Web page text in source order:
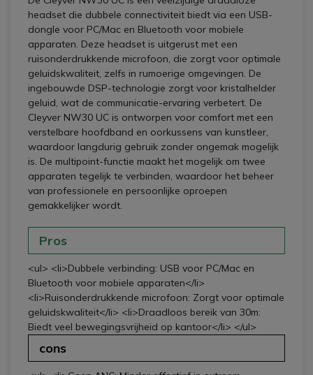
headset die dubbele connectiviteit biedt via een USB-
dongle voor PC/Mac en Bluetooth voor mobiele
apparaten. Deze headset is uitgerust met een
ruisonderdrukkende microfoon, die zorgt voor optimale
geluidskwaliteit, zelfs in rumoerige omgevingen. De
ingebouwde DSP-technologie zorgt voor kristalhelder
geluid, wat de communicatie-ervaring verbetert. De
Cleyver NW30 UC is ontworpen voor comfort met een
verstelbare hoofdband en oorkussens van kunstleer,
waardoor langdurig gebruik zonder ongemak mogelijk
is. De multipoint-functie maakt het mogelijk om twee
apparaten tegelijk te verbinden, waardoor het beheer
van professionele en persoonlijke oproepen
gemakkelijker wordt.
Pros
<ul> <li>Dubbele verbinding: USB voor PC/Mac en
Bluetooth voor mobiele apparaten</li>
<li>Ruisonderdrukkende microfoon: Zorgt voor optimale
geluidskwaliteit</li> <li>Draadloos bereik van 30m:
Biedt veel bewegingsvrijheid op kantoor</li> </ul>
cons